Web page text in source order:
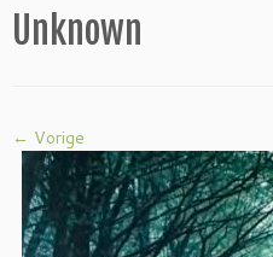
Unknown
← Vorige